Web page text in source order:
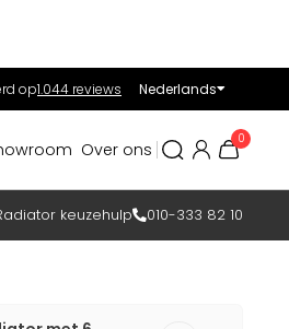
op1.044 reviews Nederlands
Over ons
0
keuzehulp 010-333 82 10